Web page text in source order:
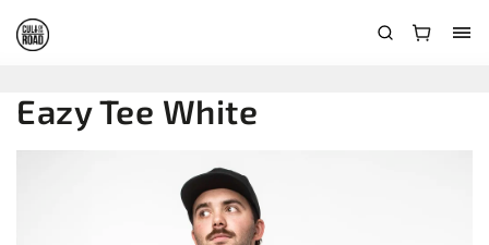
Eazy Tee White